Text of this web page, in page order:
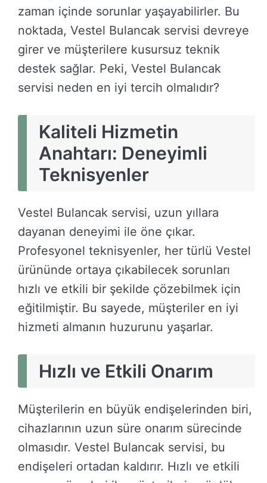
zaman içinde sorunlar yaşayabilirler. Bu
noktada, Vestel Bulancak servisi devreye
girer ve müşterilere kusursuz teknik
destek sağlar. Peki, Vestel Bulancak
servisi neden en iyi tercih olmalıdır?
Kaliteli Hizmetin
Anahtarı: Deneyimli
Teknisyenler
Vestel Bulancak servisi, uzun yıllara
dayanan deneyimi ile öne çıkar.
Profesyonel teknisyenler, her türlü Vestel
ürününde ortaya çıkabilecek sorunları
hızlı ve etkili bir şekilde çözebilmek için
eğitilmiştir. Bu sayede, müşteriler en iyi
hizmeti almanın huzurunu yaşarlar.
Hızlı ve Etkili Onarım
Müşterilerin en büyük endişelerinden biri,
cihazlarının uzun süre onarım sürecinde
olmasıdır. Vestel Bulancak servisi, bu
endişeleri ortadan kaldırır. Hızlı ve etkili